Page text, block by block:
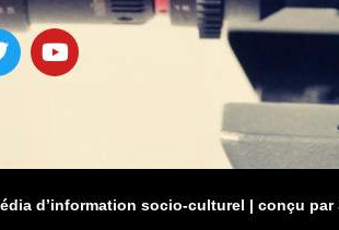
d’information socio-culturel | conçu par